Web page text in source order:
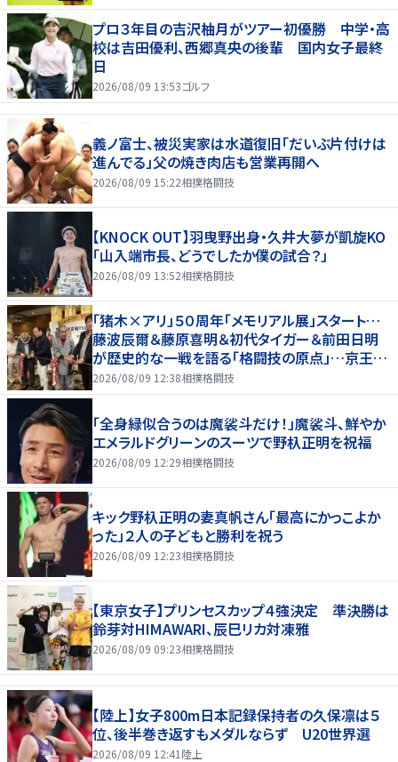
プロ３年目の吉沢柚月がツアー初優勝 中学・高
校は吉田優利、西郷真央の後輩 国内女子最終
日
2026/08/09 13:53ゴルフ
義ノ富士、被災実家は水道復旧「だいぶ片付けは
進んでる」父の焼き肉店も営業再開へ
2026/08/09 15:22相撲格闘技
【KNOCK OUT】羽曳野出身・久井大夢が凱旋KO
「山入端市長、どうでしたか僕の試合？」
2026/08/09 13:52相撲格闘技
「猪木×アリ」５０周年「メモリアル展」スタート…
藤波辰爾＆藤原喜明＆初代タイガー＆前田日明
が歴史的な一戦を語る「格闘技の原点」…京王プ
ラザホテルで３１日まで
2026/08/09 12:38相撲格闘技
「全身緑似合うのは魔裟斗だけ！」魔裟斗、鮮やか
エメラルドグリーンのスーツで野杁正明を祝福
2026/08/09 12:29相撲格闘技
キック野杁正明の妻真帆さん「最高にかっこよか
った」２人の子どもと勝利を祝う
2026/08/09 12:23相撲格闘技
【東京女子】プリンセスカップ４強決定 準決勝は
鈴芽対HIMAWARI、辰巳リカ対凍雅
2026/08/09 09:23相撲格闘技
【陸上】女子800m日本記録保持者の久保凛は５
位、後半巻き返すもメダルならず U20世界選
2026/08/09 12:41 陸上